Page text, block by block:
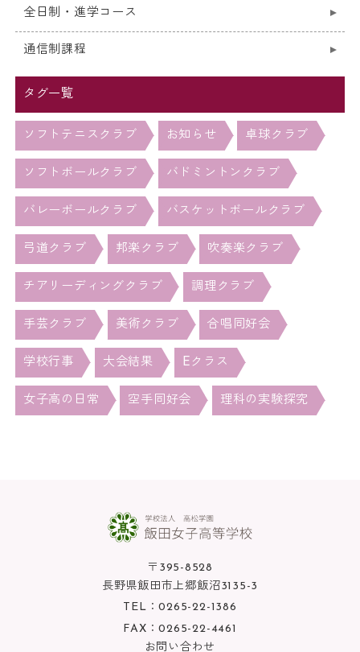
全日制・進学コース
通信制課程
タグ一覧
ソフトテニスクラブ お知らせ 卓球クラブ
ソフトボールクラブ バドミントンクラブ
バレーボールクラブ バスケットボールクラブ
弓道クラブ 邦楽クラブ 吹奏楽クラブ
チアリーディングクラブ 調理クラブ
手芸クラブ 美術クラブ 合唱同好会
学校行事 大会結果 Eクラス
女子高の日常 空手同好会 理科の実験探究
〒395-8528
長野県飯田市上郷飯沼3135-3
TEL：0265-22-1386
FAX：0265-22-4461
お問い合わせ